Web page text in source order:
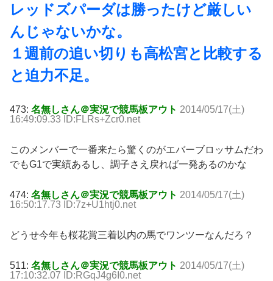
レッドズパーダは勝ったけど厳しい
んじゃないかな。
１週前の追い切りも高松宮と比較する
と迫力不足。
473: 名無しさん＠実況で競馬板アウト 2014/05/17(土)
16:49:09.33 ID:FLRs+Zcr0.net
このメンバーで一番来たら驚くのがエバーブロッサムだわ
でもG1で実績あるし、調子さえ戻れば一発あるのかな
474: 名無しさん＠実況で競馬板アウト 2014/05/17(土)
16:50:17.73 ID:7z+U1htj0.net
どうせ今年も桜花賞三着以内の馬でワンツーなんだろ？
511: 名無しさん＠実況で競馬板アウト 2014/05/17(土)
17:10:32.07 ID:RGqJ4g6I0.net